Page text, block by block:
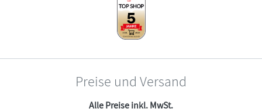
Preise und Versand
Alle Preise inkl. MwSt.